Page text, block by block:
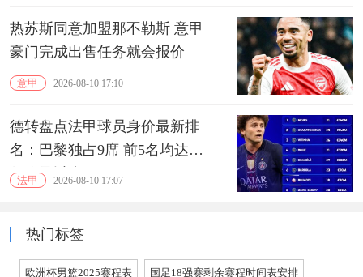
热苏斯同意加盟那不勒斯 意甲
豪门完成出售任务就会报价
意甲 2026-08-10 17:10
德转盘点法甲球员身价最新排
名：巴黎独占9席 前5名均达到1
亿欧及以上
法甲 2026-08-10 17:07
热门标签
欧洲杯男篮2025赛程表 国足18强赛剩余赛程时间表安排